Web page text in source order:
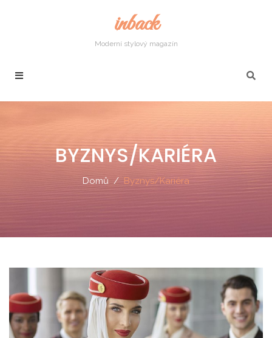
inback
Moderní stylový magazín
BYZNYS/KARIÉRA
Domů Byznys/Kariéra